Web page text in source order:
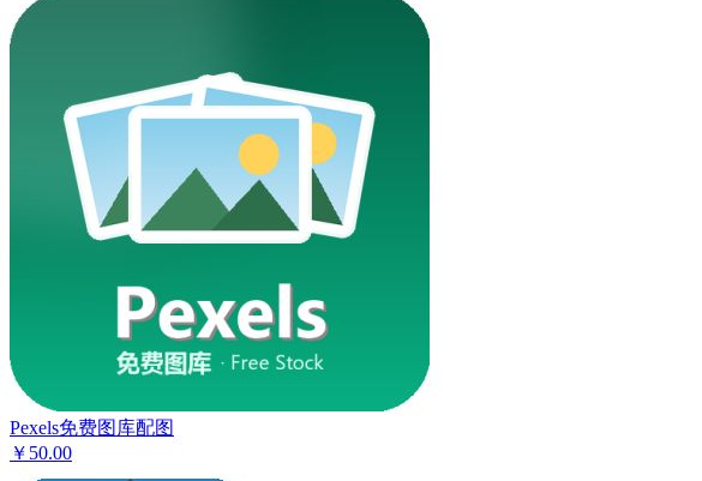
Pexels免费图库配图
￥50.00